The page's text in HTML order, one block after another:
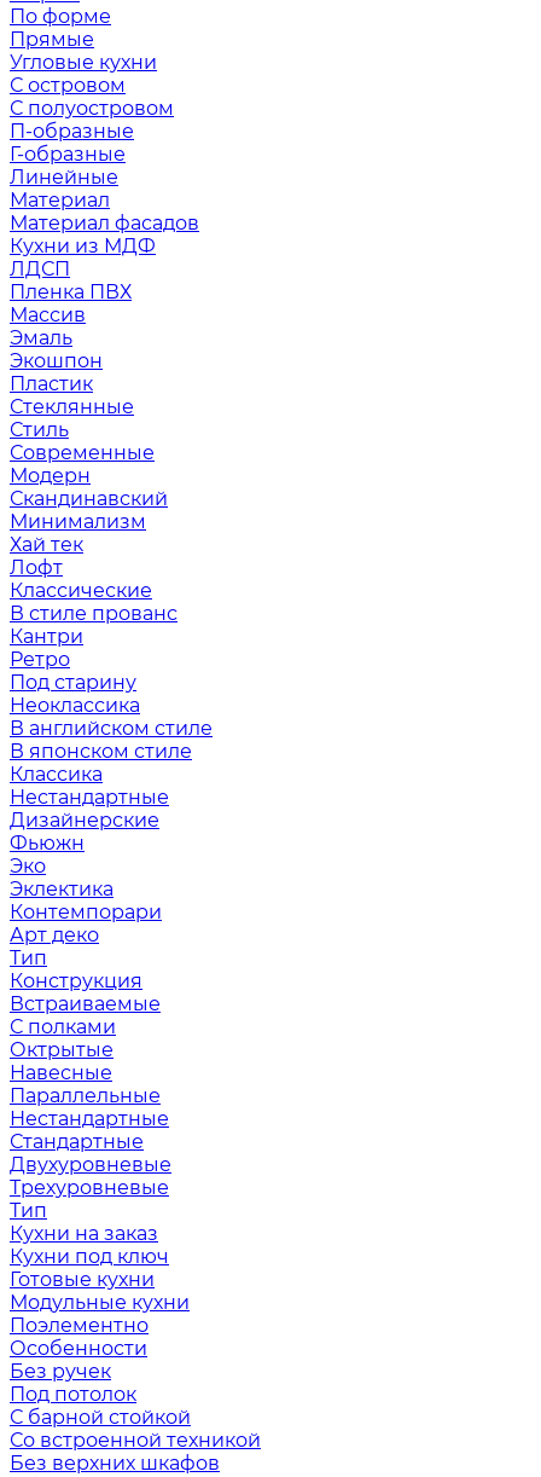
По форме
Прямые
Угловые кухни
С островом
С полуостровом
П-образные
Г-образные
Линейные
Материал
Материал фасадов
Кухни из МДФ
ЛДСП
Пленка ПВХ
Массив
Эмаль
Экошпон
Пластик
Стеклянные
Стиль
Современные
Модерн
Скандинавский
Минимализм
Хай тек
Лофт
Классические
В стиле прованс
Кантри
Ретро
Под старину
Неоклассика
В английском стиле
В японском стиле
Классика
Нестандартные
Дизайнерские
Фьюжн
Эко
Эклектика
Контемпорари
Арт деко
Тип
Конструкция
Встраиваемые
С полками
Октрытые
Навесные
Параллельные
Нестандартные
Стандартные
Двухуровневые
Трехуровневые
Тип
Кухни на заказ
Кухни под ключ
Готовые кухни
Модульные кухни
Поэлементно
Особенности
Без ручек
Под потолок
С барной стойкой
Со встроенной техникой
Без верхних шкафов